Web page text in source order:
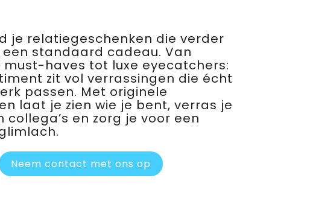
je relatiegeschenken die verder
standaard cadeau. Van
must-haves tot luxe eyecatchers:
zit vol verrassingen die écht
passen. Met originele
laat je zien wie je bent, verras je
collega’s en zorg je voor een
Neem contact met ons op